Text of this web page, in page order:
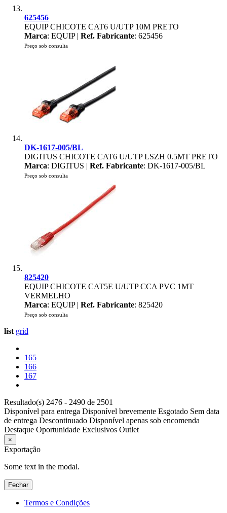
625456
EQUIP CHICOTE CAT6 U/UTP 10M PRETO
Marca: EQUIP | Ref. Fabricante: 625456
Preço sob consulta
DK-1617-005/BL
DIGITUS CHICOTE CAT6 U/UTP LSZH 0.5MT PRETO
Marca: DIGITUS | Ref. Fabricante: DK-1617-005/BL
Preço sob consulta
825420
EQUIP CHICOTE CAT5E U/UTP CCA PVC 1MT
VERMELHO
Marca: EQUIP | Ref. Fabricante: 825420
Preço sob consulta
list grid
165
166
167
Resultado(s) 2476 - 2490 de 2501
Disponível para entrega Disponível brevemente Esgotado Sem data
de entrega Descontinuado Disponível apenas sob encomenda
Destaque Oportunidade Exclusivos Outlet
×
Exportação
Some text in the modal.
Fechar
Termos e Condições